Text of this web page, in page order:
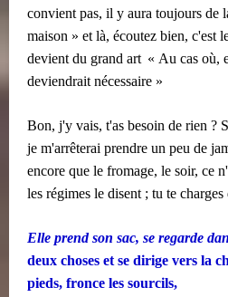
convient pas, il y aura toujours de
maison » et là, écoutez bien, c'est
devient du grand art « Au cas où,
deviendrait nécessaire »
Bon, j'y vais, t'as besoin de rien ?
je m'arrêterai prendre un peu de
encore que le fromage, le soir, ce
les régimes le disent ; tu te
Elle prend son sac, se regarde
deux choses et se dirige vers la
pieds, fronce les sourcils,